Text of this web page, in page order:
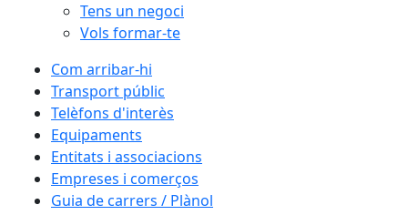
Tens un negoci
Vols formar-te
Com arribar-hi
Transport públic
Telèfons d'interès
Equipaments
Entitats i associacions
Empreses i comerços
Guia de carrers / Plànol